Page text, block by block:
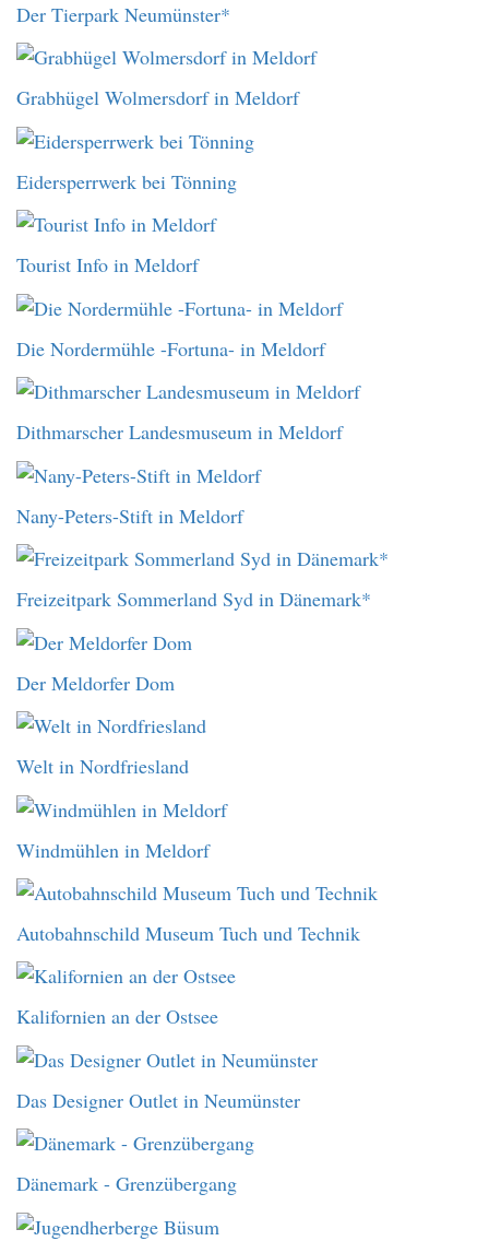
Der Tierpark Neumünster*
Grabhügel Wolmersdorf in Meldorf
Eidersperrwerk bei Tönning
Tourist Info in Meldorf
Die Nordermühle -Fortuna- in Meldorf
Dithmarscher Landesmuseum in Meldorf
Nany-Peters-Stift in Meldorf
Freizeitpark Sommerland Syd in Dänemark*
Der Meldorfer Dom
Welt in Nordfriesland
Windmühlen in Meldorf
Autobahnschild Museum Tuch und Technik
Kalifornien an der Ostsee
Das Designer Outlet in Neumünster
Dänemark - Grenzübergang